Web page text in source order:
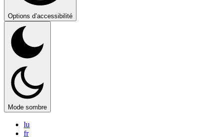
Options d’accessibilité
Mode sombre
lu
fr